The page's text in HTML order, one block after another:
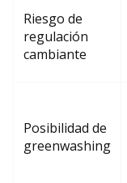
Riesgo de
regulación
cambiante
Posibilidad de
greenwashing